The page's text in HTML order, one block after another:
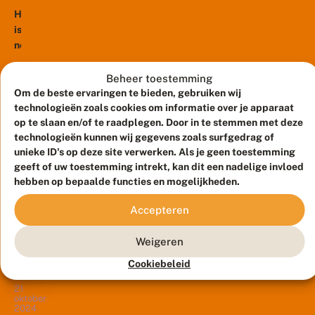
Beheer toestemming
Om de beste ervaringen te bieden, gebruiken wij
technologieën zoals cookies om informatie over je apparaat
op te slaan en/of te raadplegen. Door in te stemmen met deze
technologieën kunnen wij gegevens zoals surfgedrag of
unieke ID's op deze site verwerken. Als je geen toestemming
geeft of uw toestemming intrekt, kan dit een nadelige invloed
hebben op bepaalde functies en mogelijkheden.
Accepteren
Weigeren
Cookiebeleid
b
i
e
l
veelvoorkomende...
e
r
s
t
e
n
i
s
v
e
s
l
a
v
e
n
d
De
Vlinderstichting
in
Theater
in
Wageningen.
Wat
steeds
weer
opvalt
bij
deze...
j
a
a
r
s
p
a
n
e
r
s
i
d
e
w
n
e
r
Het
is
nog
winter,
de
aanwezigheid
van
een
aantal
voorjaarsspanners
geeft
al
aanwijzingen
dat
de
eraan
komt.
Voorjaarsspanners
23
oktober
2024
#
2
5
j
a
a
r
N
E
E
e
n
Met
2400
soorten
nachtvlinders
zeer
diverse
21
oktober
2024